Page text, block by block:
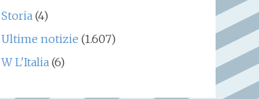
Storia(4)
Ultime notizie (1.607)
W L'Italia(6)